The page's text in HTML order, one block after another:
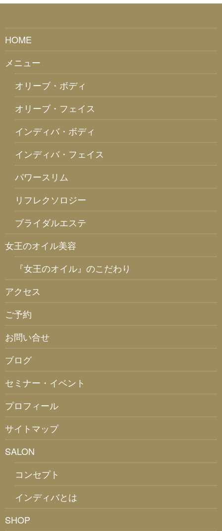
HOME
メニュー
オリーブ・ボディ
オリーブ・フェイス
インディバ・ボディ
インディバ・フェイス
パワースリム
リフレクソロジー
ブライダルエステ
女王のオイル美容
『女王のオイル』のこだわり
アクセス
ご予約
お問い合せ
ブログ
セミナー・イベント
プロフィール
サイトマップ
SALON
コンセプト
インディバとは
SHOP